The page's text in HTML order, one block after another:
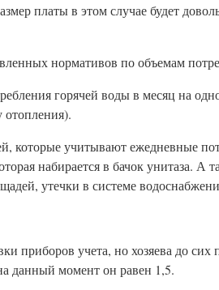
платы в этом случае будет
нормативов по объемам
горячей воды в месяц на
которые учитывают ежедневные
набирается в бачок унитаза. А
утечки в системе
приборов учета, но хозяева до сих
данный момент он равен 1,5.